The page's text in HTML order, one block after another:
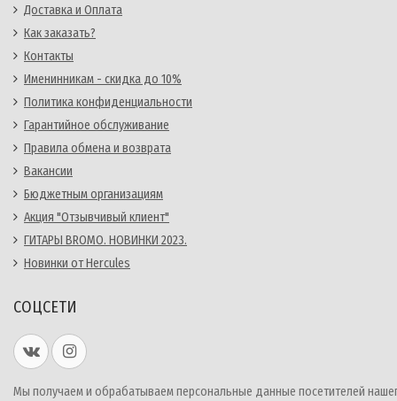
Доставка и Оплата
Как заказать?
Контакты
Именинникам - скидка до 10%
Политика конфиденциальности
Гарантийное обслуживание
Правила обмена и возврата
Вакансии
Бюджетным организациям
Акция "Отзывчивый клиент"
ГИТАРЫ BROMO. НОВИНКИ 2023.
Новинки от Hercules
СОЦСЕТИ
Мы получаем и обрабатываем персональные данные посетителей